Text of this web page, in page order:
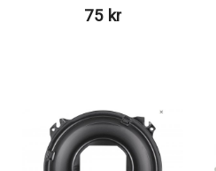
75 kr